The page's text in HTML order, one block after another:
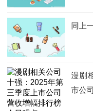
同上
漫剧
市公